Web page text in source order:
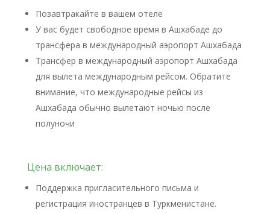
Позавтракайте в вашем отеле
У вас будет свободное время в Ашхабаде до
трансфера в международный аэропорт Ашхабада
Трансфер в международный аэропорт Ашхабада
для вылета международным рейсом. Обратите
внимание, что международные рейсы из
Ашхабада обычно вылетают ночью после
полуночи
Цена включает:
Поддержка пригласительного письма и
регистрация иностранцев в Туркменистане.